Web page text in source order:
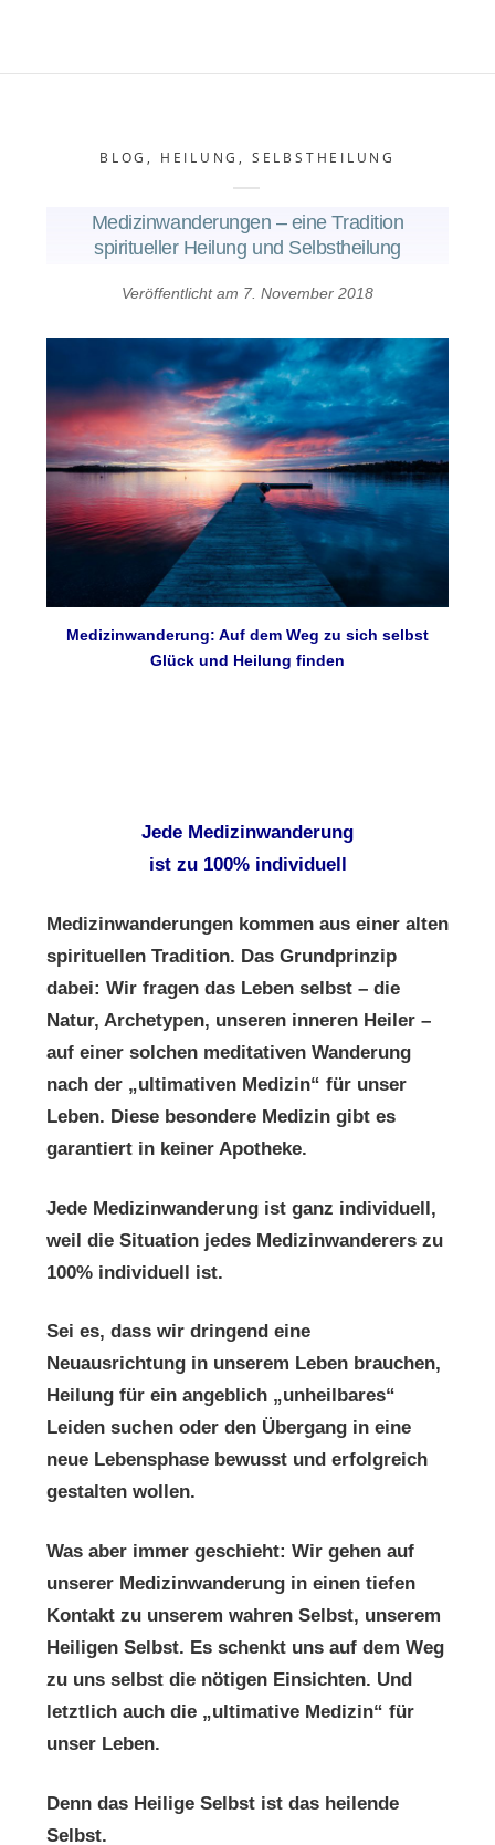
BLOG , HEILUNG , SELBSTHEILUNG
Medizinwanderungen – eine Tradition
spiritueller Heilung und Selbstheilung
Veröffentlicht am 7. November 2018
Medizinwanderung: Auf dem Weg zu sich selbst
Glück und Heilung finden
Jede Medizinwanderung
ist zu 100% individuell
Medizinwanderungen kommen aus einer alten
spirituellen Tradition. Das Grundprinzip
dabei: Wir fragen das Leben selbst – die
Natur, Archetypen, unseren inneren Heiler –
auf einer solchen meditativen Wanderung
nach der „ultimativen Medizin“ für unser
Leben. Diese besondere Medizin gibt es
garantiert in keiner Apotheke.
Jede Medizinwanderung ist ganz individuell,
weil die Situation jedes Medizinwanderers zu
100% individuell ist.
Sei es, dass wir dringend eine
Neuausrichtung in unserem Leben brauchen,
Heilung für ein angeblich „unheilbares“
Leiden suchen oder den Übergang in eine
neue Lebensphase bewusst und erfolgreich
gestalten wollen.
Was aber immer geschieht: Wir gehen auf
unserer Medizinwanderung in einen tiefen
Kontakt zu unserem wahren Selbst, unserem
Heiligen Selbst. Es schenkt uns auf dem Weg
zu uns selbst die nötigen Einsichten. Und
letztlich auch die „ultimative Medizin“ für
unser Leben.
Denn das Heilige Selbst ist das heilende
Selbst.